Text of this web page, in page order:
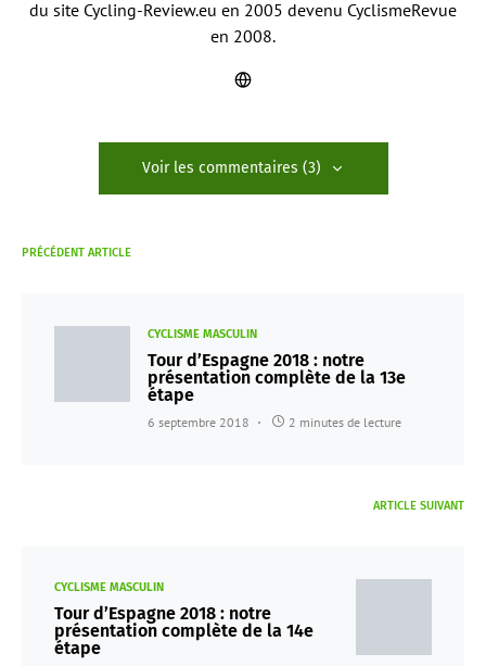
du site Cycling-Review.eu en 2005 devenu CyclismeRevue
en 2008.
Voir les commentaires (3)
PRÉCÉDENT ARTICLE
CYCLISME MASCULIN
Tour d’Espagne 2018 : notre
présentation complète de la 13e
étape
6 septembre 2018 2 minutes de lecture
ARTICLE SUIVANT
CYCLISME MASCULIN
Tour d’Espagne 2018 : notre
présentation complète de la 14e
étape